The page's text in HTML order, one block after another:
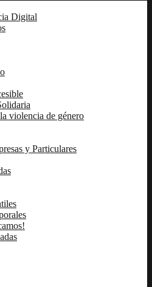
Digital
violencia de género
y Particulares